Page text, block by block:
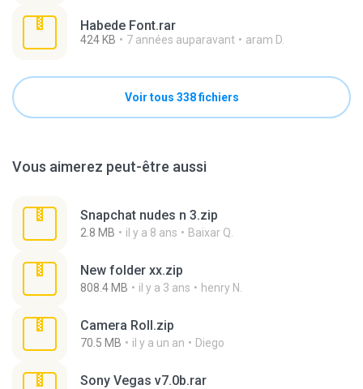
Habede Font.rar
424 KB 7 années auparavant aram D.
Voir tous 338 fichiers
Vous aimerez peut-être aussi
Snapchat nudes n 3.zip
2.8 MB il y a 8 ans Baixar Q.
New folder xx.zip
808.4 MB il y a 3 ans henry N.
Camera Roll.zip
70.5 MB il y a un an Diego
Sony Vegas v7.0b.rar